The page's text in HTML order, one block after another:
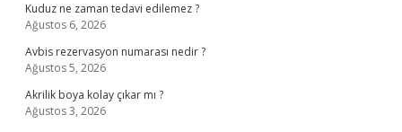
Kuduz ne zaman tedavi edilemez ?
Ağustos 6, 2026
Avbis rezervasyon numarası nedir ?
Ağustos 5, 2026
Akrilik boya kolay çıkar mı ?
Ağustos 3, 2026